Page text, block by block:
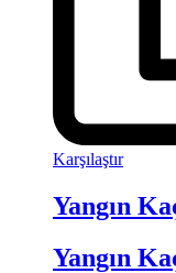
Karşılaştır
Yangın
Yangın